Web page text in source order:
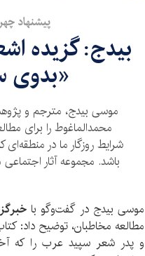
پیشنهاد
بیدج: گزیده
«بدوی
موسی بیدج، مترجم و
محمد‌الماغوط را برای
شرایط روزگار ما در
باشد. مجموعه آثار
موسی بیدج در گفت‌وگو با
مطالعه مخاطبان، توضیح داد:
و پدر شعر سپید عرب را که